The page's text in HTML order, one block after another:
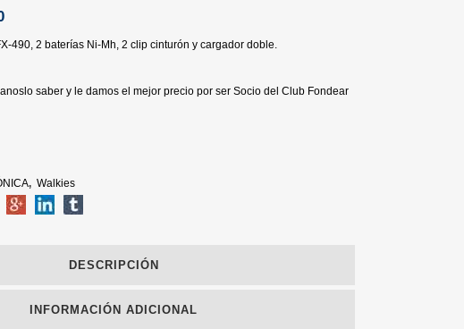
490, 2 baterías Ni-Mh, 2 clip cinturón y cargador doble.
saber y le damos el mejor precio por ser Socio del Club Fondear
, Walkies
DESCRIPCIÓN
INFORMACIÓN ADICIONAL